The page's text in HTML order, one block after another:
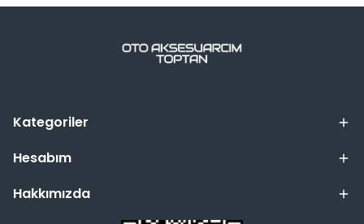
Kategoriler
Hesabım
Hakkımızda